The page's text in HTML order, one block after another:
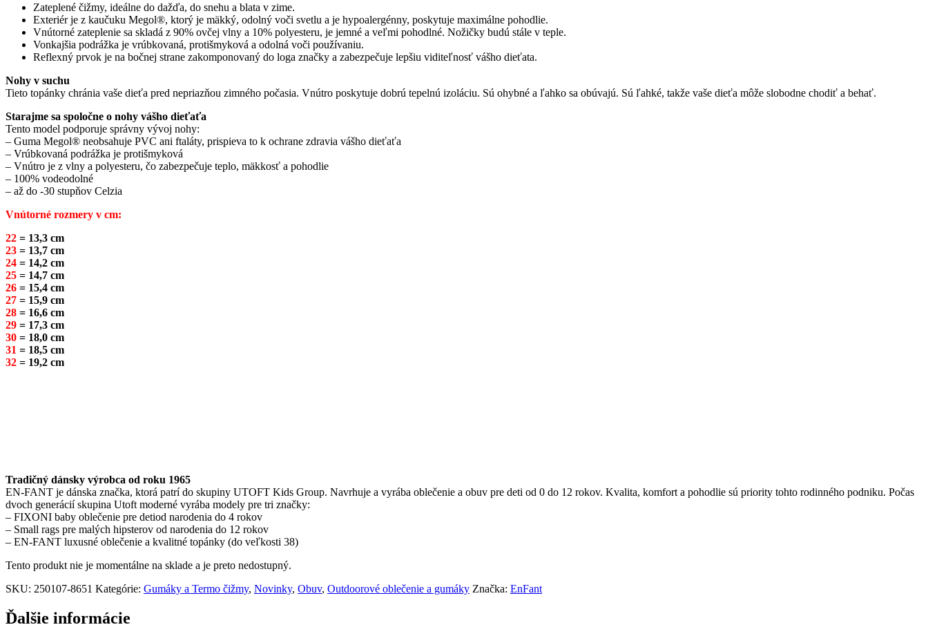
Zateplené čižmy, ideálne do dažďa, do snehu a blata v zime.
Exteriér je z kaučuku Megol®, ktorý je mäkký, odolný voči svetlu a je hypoalergénny, poskytuje maximálne pohodlie.
Vnútorné zateplenie sa skladá z 90% ovčej vlny a 10% polyesteru, je jemné a veľmi pohodlné. Nožičky budú stále v teple.
Vonkajšia podrážka je vrúbkovaná, protišmyková a odolná voči používaniu.
Reflexný prvok je na bočnej strane zakomponovaný do loga značky a zabezpečuje lepšiu viditeľnosť vášho dieťata.
Nohy v suchu
Tieto topánky chránia vaše dieťa pred nepriazňou zimného počasia. Vnútro poskytuje dobrú tepelnú izoláciu. Sú ohybné a ľahko sa obúvajú. Sú ľahké, takže vaše dieťa môže slobodne chodiť a behať.
Starajme sa spoločne o nohy vášho dieťaťa
Tento model podporuje správny vývoj nohy:
– Guma Megol® neobsahuje PVC ani ftaláty, prispieva to k ochrane zdravia vášho dieťaťa
– Vrúbkovaná podrážka je protišmyková
– Vnútro je z vlny a polyesteru, čo zabezpečuje teplo, mäkkosť a pohodlie
– 100% vodeodolné
– až do -30 stupňov Celzia
Vnútorné rozmery v cm:
22 = 13,3 cm
23 = 13,7 cm
24 = 14,2 cm
25 = 14,7 cm
26 = 15,4 cm
27 = 15,9 cm
28 = 16,6 cm
29 = 17,3 cm
30 = 18,0 cm
31 = 18,5 cm
32 = 19,2 cm
Tradičný dánsky výrobca od roku 1965
EN-FANT je dánska značka, ktorá patrí do skupiny UTOFT Kids Group. Navrhuje a vyrába oblečenie a obuv pre deti od 0 do 12 rokov. Kvalita, komfort a pohodlie sú priority tohto rodinného podniku. Počas
dvoch generácií skupina Utoft moderné vyrába modely pre tri značky:
– FIXONI baby oblečenie pre detiod narodenia do 4 rokov
– Small rags pre malých hipsterov od narodenia do 12 rokov
– EN-FANT luxusné oblečenie a kvalitné topánky (do veľkosti 38)
Tento produkt nie je momentálne na sklade a je preto nedostupný.
SKU: 250107-8651 Kategórie: Gumáky a Termo čižmy, Novinky, Obuv, Outdoorové oblečenie a gumáky Značka: EnFant
Ďalšie informácie